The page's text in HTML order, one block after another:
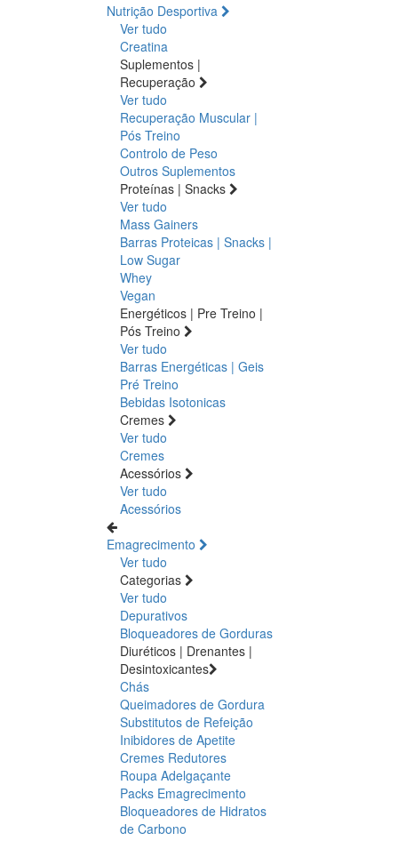
Nutrição Desportiva
Ver tudo
Creatina
Suplementos |
Recuperação
Ver tudo
Recuperação Muscular |
Pós Treino
Controlo de Peso
Outros Suplementos
Proteínas | Snacks
Ver tudo
Mass Gainers
Barras Proteicas | Snacks |
Low Sugar
Whey
Vegan
Energéticos | Pre Treino |
Pós Treino
Ver tudo
Barras Energéticas | Geis
Pré Treino
Bebidas Isotonicas
Cremes
Ver tudo
Cremes
Acessórios
Ver tudo
Acessórios
Emagrecimento
Ver tudo
Categorias
Ver tudo
Depurativos
Bloqueadores de Gorduras
Diuréticos | Drenantes |
Desintoxicantes
Chás
Queimadores de Gordura
Substitutos de Refeição
Inibidores de Apetite
Cremes Redutores
Roupa Adelgaçante
Packs Emagrecimento
Bloqueadores de Hidratos
de Carbono